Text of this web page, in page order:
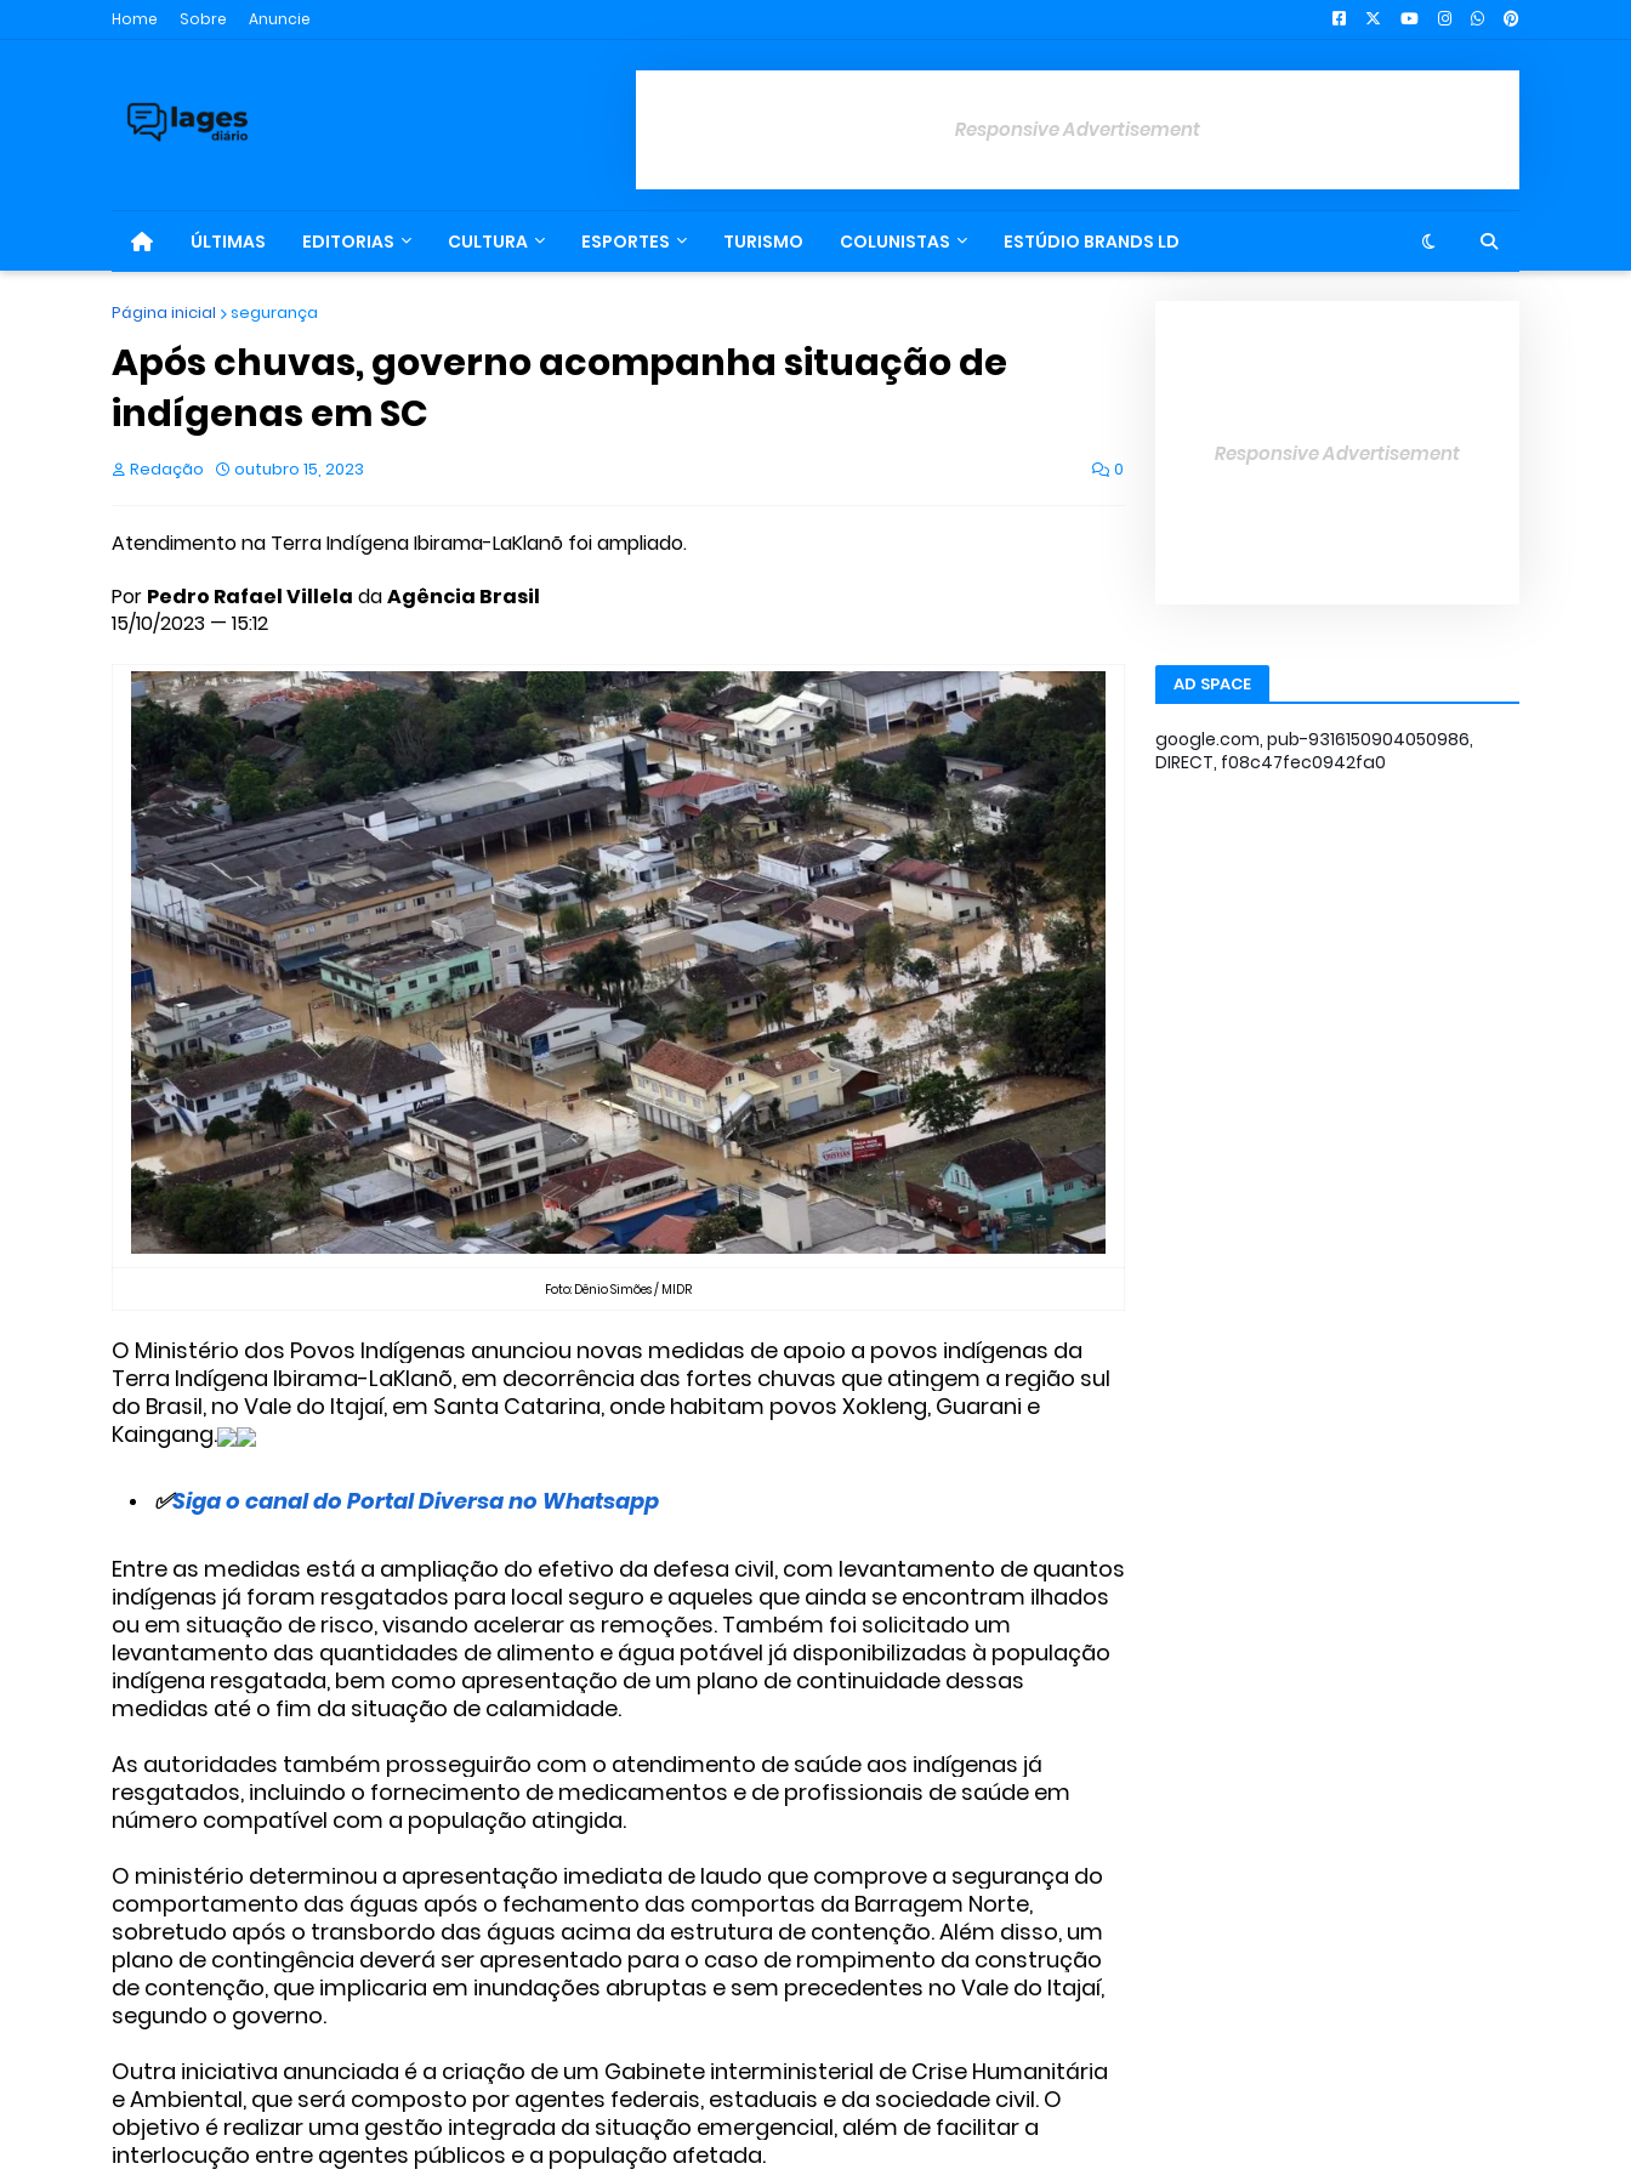
Home Sobre Anuncie
Responsive Advertisement
ÚLTIMAS EDITORIAS CULTURA ESPORTES TURISMO COLUNISTAS ESTÚDIO BRANDS LD
Página inicial segurança
Após chuvas, governo acompanha situação de
indígenas em SC
Redação outubro 15, 2023 0
Atendimento na Terra Indígena Ibirama-LaKlanõ foi ampliado.
Por Pedro Rafael Villela daAgência Brasil
15/10/2023 — 15:12
Foto: Dênio Simões / MIDR
O Ministério dos Povos Indígenas anunciou novas medidas de apoio a povos indígenas da
Terra Indígena Ibirama-LaKlanõ, em decorrência das fortes chuvas que atingem a região sul
do Brasil, no Vale do Itajaí, em Santa Catarina, onde habitam povos Xokleng, Guarani e
Kaingang.
✅Siga o canal do Portal Diversa no Whatsapp
Entre as medidas está a ampliação do efetivo da defesa civil, com levantamento de quantos
indígenas já foram resgatados para local seguro e aqueles que ainda se encontram ilhados
ou em situação de risco, visando acelerar as remoções. Também foi solicitado um
levantamento das quantidades de alimento e água potável já disponibilizadas à população
indígena resgatada, bem como apresentação de um plano de continuidade dessas
medidas até o fim da situação de calamidade.
As autoridades também prosseguirão com o atendimento de saúde aos indígenas já
resgatados, incluindo o fornecimento de medicamentos e de profissionais de saúde em
número compatível com a população atingida.
O ministério determinou a apresentação imediata de laudo que comprove a segurança do
comportamento das águas após o fechamento das comportas da Barragem Norte,
sobretudo após o transbordo das águas acima da estrutura de contenção. Além disso, um
plano de contingência deverá ser apresentado para o caso de rompimento da construção
de contenção, que implicaria em inundações abruptas e sem precedentes no Vale do Itajaí,
segundo o governo.
Outra iniciativa anunciada é a criação de um Gabinete interministerial de Crise Humanitária
e Ambiental, que será composto por agentes federais, estaduais e da sociedade civil. O
objetivo é realizar uma gestão integrada da situação emergencial, além de facilitar a
interlocução entre agentes públicos e a população afetada.
Responsive Advertisement
AD SPACE
google.com, pub-9316150904050986,
DIRECT, f08c47fec0942fa0